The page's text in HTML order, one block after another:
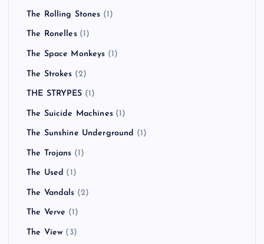
The Rolling Stones (1)
The Ronelles(1)
The Space Monkeys (1)
The Strokes (2)
THE STRYPES (1)
The Suicide Machines(1)
The Sunshine Underground (1)
The Trojans (1)
The Used (1)
The Vandals (2)
The Verve (1)
The View (3)